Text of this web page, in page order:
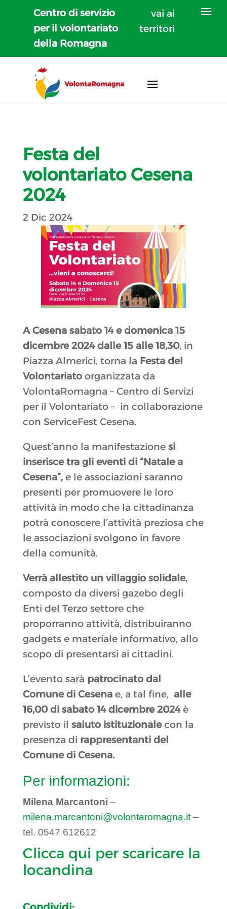
Centro di servizio
per il volontariato
della Romagna
vai ai
territori
Festa del
volontariato Cesena
2024
2 Dic 2024
A Cesena sabato 14 e domenica 15
dicembre 2024 dalle 15 alle 18,30, in
Piazza Almerici, torna la Festa del
Volontariatoorganizzata da
VolontaRomagna – Centro di Servizi
per il Volontariato – in collaborazione
con ServiceFest Cesena.
Quest’anno la manifestazionesi
inserisce tra gli eventi di “Natale a
Cesena”, e le associazioni saranno
presenti per promuovere le loro
attività in modo che la cittadinanza
potrà conoscere l’attività preziosa che
le associazioni svolgono in favore
della comunità.
Verrà allestito un villaggio solidale,
composto da diversi gazebo degli
Enti del Terzo settore che
proporranno attività, distribuiranno
gadgets e materiale informativo, allo
scopo di presentarsi ai cittadini.
L’evento sarà patrocinato dal
Comune di Cesenae, a tal fine, alle
16,00 di sabato 14 dicembre 2024è
previsto il saluto istituzionalecon la
presenza di rappresentanti del
Comune di Cesena.
Per informazioni:
Milena Marcantoni –
milena.marcantoni@volontaromagna.it–
tel. 0547 612612
Clicca qui per scaricare la
locandina